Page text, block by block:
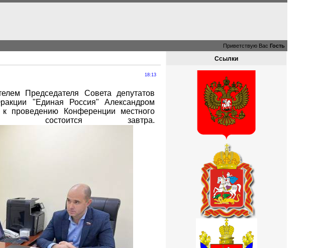
Приветствую Вас Гость
18:13
Председателя Совета депутатов
"Единая Россия" Александром
проведению Конференции местного
состоится завтра.
Ссылки